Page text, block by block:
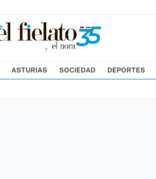
ASTURIAS SOCIEDAD DEPORTES